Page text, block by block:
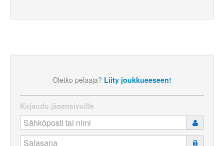
Oletko pelaaja? Liity joukkueeseen!
Kirjaudu jäsensivuille